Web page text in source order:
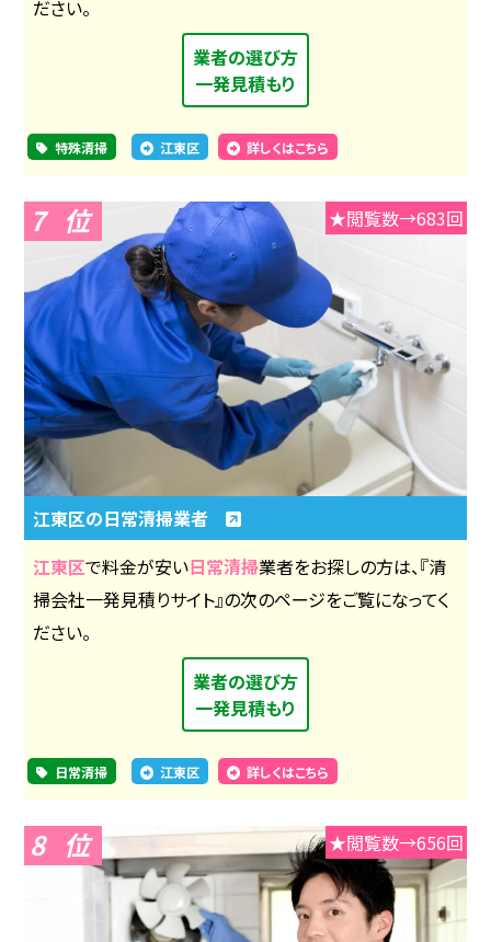
ださい。
業者の選び方
一発見積もり
特殊清掃 江東区 詳しくはこちら
7 ★閲覧数→683回
江東区の日常清掃業者
江東区で料金が安い日常清掃業者をお探しの方は、『清
掃会社一発見積りサイト』の次のページをご覧になってく
ださい。
業者の選び方
一発見積もり
日常清掃 江東区 詳しくはこちら
8 ★閲覧数→656回